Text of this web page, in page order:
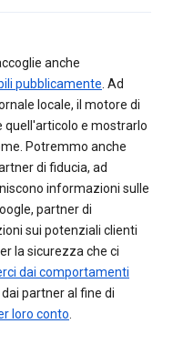
anche
pubblicamente. Ad
locale, il motore di
quell'articolo e mostrarlo
Potremmo anche
di fiducia, ad
informazioni sulle
partner di
sui potenziali clienti
la sicurezza che ci
dai comportamenti
partner al fine di
loro conto.